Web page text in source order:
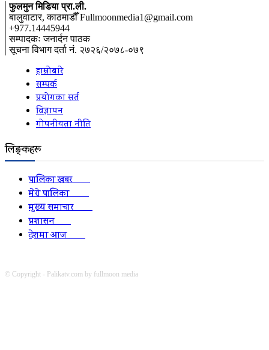
फुलमुन मिडिया प्रा.ली.
बालुवाटार, काठमाडौँ Fullmoonmedia1@gmail.com
+977.14445944
सम्पादकः जनार्दन पाठक
सूचना विभाग दर्ता नं. २७२६/२०७८-०७९
हाम्रोबारे
सम्पर्क
प्रयोगका सर्त
विज्ञापन
गोपनीयता नीति
लिङ्कहरू
पालिका खबर2152
मेरो पालिका2078
मुख्य समाचार2010
प्रशासन1341
देशमा आज1278
© Copyright - Palikatv.com by fullmoon media